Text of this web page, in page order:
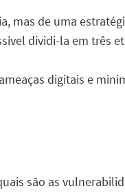
mas de uma
dividi-la em três
digitais e
são as